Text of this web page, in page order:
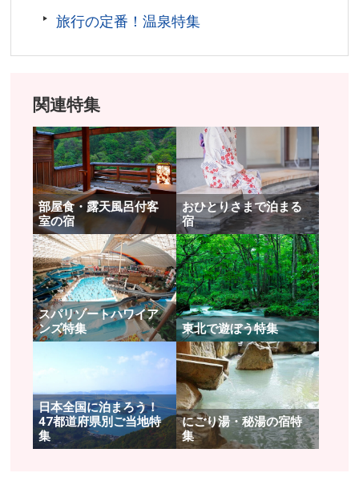
アクセス／神俣駅よりタクシーで約5分
旅行の定番！温泉特集
関連特集
部屋食・露天風呂付客
室の宿
おひとりさまで泊まる
宿
スパリゾートハワイア
ンズ特集
東北で遊ぼう特集
日本全国に泊まろう！
47都道府県別ご当地特
集
にごり湯・秘湯の宿特
集